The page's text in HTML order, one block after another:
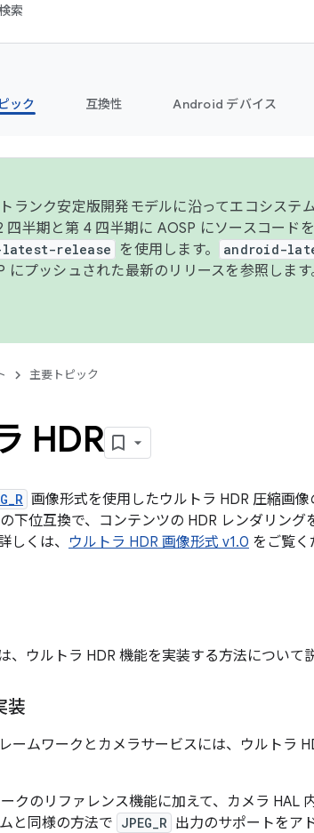
索
ック 互換性 Android デバイス
ランク安定版開発モデルに沿ってエコシステ
四半期と第 4 四半期に AOSP にソースコード
latest-release を使用します。 android-
にプッシュされた最新のリリースを参照します
主要トピック
HDR
画像形式を使用したウルトラ HDR 圧縮画
下位互換で、コンテンツの HDR レンダリン
しくは、 ウルトラ HDR 画像形式 v1.0 をご覧く
、ウルトラ HDR 機能を実装する方法について
装
ームワークとカメラサービスには、ウルトラ
クのリファレンス機能に加えて、カメラ HAL
と同様の方法で JPEG_R 出力のサポートをア